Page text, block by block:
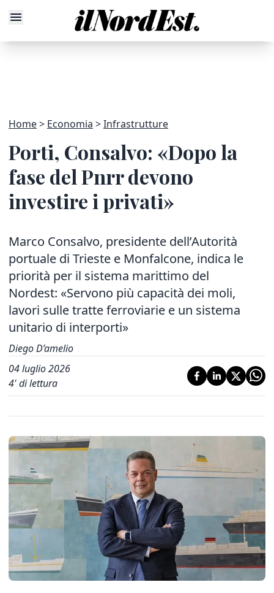
Home Economia Infrastrutture
Porti, Consalvo: «Dopo la
fase del Pnrr devono
investire i privati»
Marco Consalvo, presidente dell’Autorità
portuale di Trieste e Monfalcone, indica le
priorità per il sistema marittimo del
Nordest: «Servono più capacità dei moli,
lavori sulle tratte ferroviarie e un sistema
unitario di interporti»
Diego D’amelio
04 luglio 2026
4' di lettura